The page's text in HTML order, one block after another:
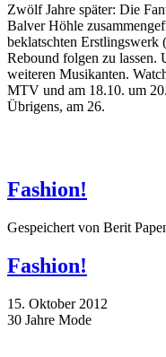
Zwölf Jahre später: Die
Balver Höhle
beklatschten Erstlingswerk
Rebound folgen zu lassen.
weiteren Musikanten.
MTV und am 18.10. um
Übrigens, am 26.
Fashion!
Gespeichert von Berit
Fashion!
15. Oktober 2012
30 Jahre Mode